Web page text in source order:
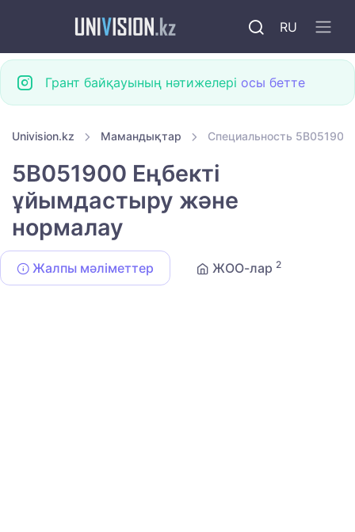
RU
Грант байқауының нәтижелері осы бетте
Univision.kz Мамандықтар Специальность
5B051900 Еңбекті
ұйымдастыру және
нормалау
Жалпы мәліметтер ЖОО-лар 2